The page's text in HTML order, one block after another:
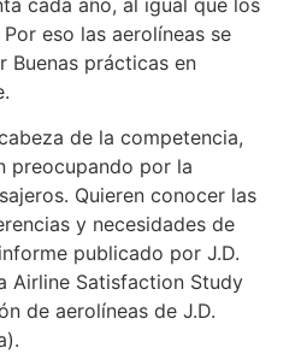
eso las aerolíneas se
Buenas prácticas en
de la competencia,
preocupando por la
Quieren conocer las
y necesidades de
publicado por J.D.
Airline Satisfaction Study
de aerolíneas de J.D.